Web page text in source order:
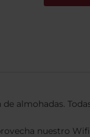
almohadas.
nuestro